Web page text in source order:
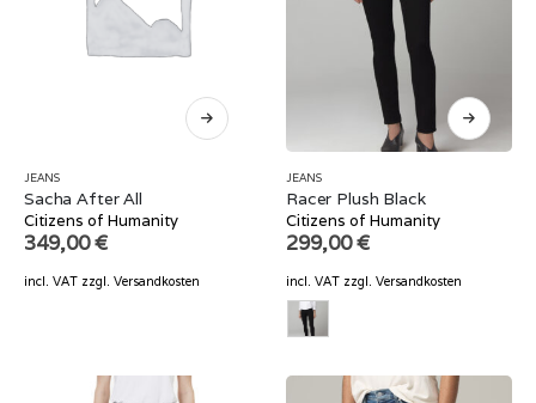
JEANS
Sacha After All
Citizens of Humanity
349,00€
incl. VAT zzgl. Versandkosten
JEANS
Racer Plush Black
Citizens of Humanity
299,00€
incl. VAT zzgl. Versandkosten